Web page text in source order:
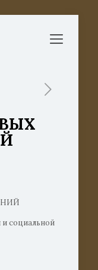
социальной